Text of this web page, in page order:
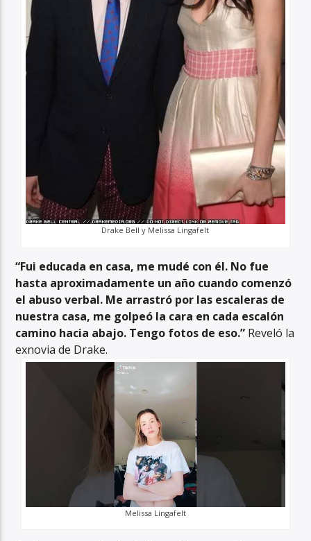
Drake Bell y Melissa Lingafelt
“Fui educada en casa, me mudé con él. No fue
hasta aproximadamente un año cuando comenzó
el abuso verbal. Me arrastró por las escaleras de
nuestra casa, me golpeó la cara en cada escalón
camino hacia abajo. Tengo fotos de eso.” Reveló la
exnovia de Drake.
Melissa Lingafelt